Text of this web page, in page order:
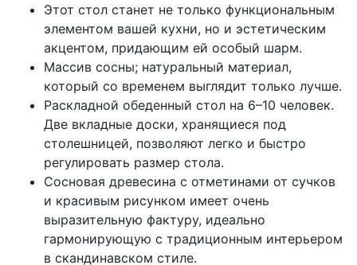
Этот стол станет не только функциональным
элементом вашей кухни, но и эстетическим
акцентом, придающим ей особый шарм.
Массив сосны; натуральный материал,
который со временем выглядит только лучше.
Раскладной обеденный стол на 6–10 человек.
Две вкладные доски, хранящиеся под
столешницей, позволяют легко и быстро
регулировать размер стола.
Сосновая древесина с отметинами от сучков
и красивым рисунком имеет очень
выразительную фактуру, идеально
гармонирующую с традиционным интерьером
в скандинавском стиле.